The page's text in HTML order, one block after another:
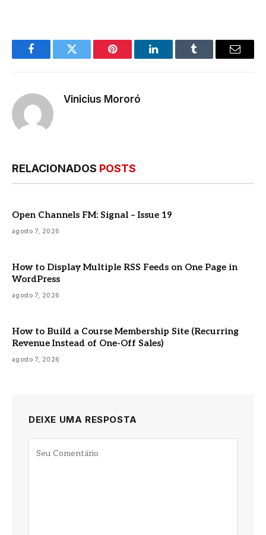
FacebookTwitter Pinterest LinkedInTumblr
E-
Vinicius Mororó
RELACIONADOS POSTS
Open Channels FM: Signal – Issue 19
agosto 7, 2026
How to Display Multiple RSS Feeds on One Page in
WordPress
agosto 7, 2026
How to Build a Course Membership Site (Recurring
Revenue Instead of One-Off Sales)
agosto 7, 2026
DEIXE UMA RESPOSTA